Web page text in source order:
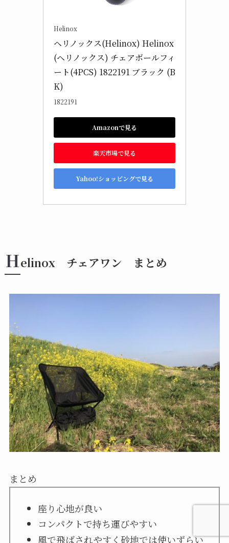
Helinox
ヘリノックス(Helinox) Helinox
(ヘリノックス) チェアボールフィ
ート(4PCS) 1822191 ブラック (B
K)
1822191
Amazonで見る
楽天市場で見る
Yahoo!ショッピングで見る
Helinox チェアワン まとめ
まとめ
座り心地が良い
コンパクトで持ち運びやすい
風で飛ばされやすく砂地では使いずらい